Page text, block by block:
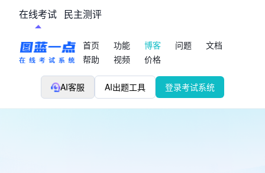
在线考试 民主测评
首页 功能 博客 问题
文档
帮助
视频 价格
AI客服 AI出题工具 登录考试系统